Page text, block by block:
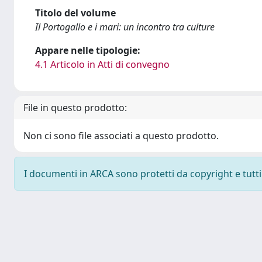
Titolo del volume
Il Portogallo e i mari: un incontro tra culture
Appare nelle tipologie:
4.1 Articolo in Atti di convegno
File in questo prodotto:
Non ci sono file associati a questo prodotto.
I documenti in ARCA sono protetti da copyright e